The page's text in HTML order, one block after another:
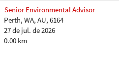
Senior Environmental Advisor
Perth, WA, AU, 6164
27 de jul. de 2026
0.00 km